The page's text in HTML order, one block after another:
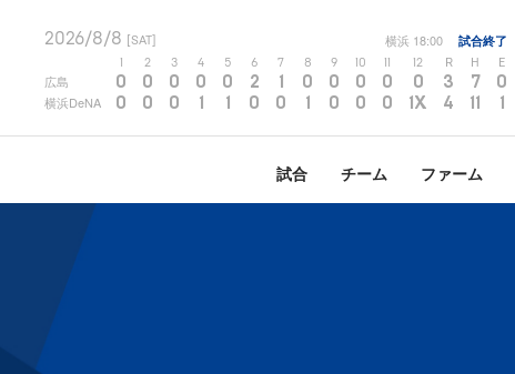
2026/8/8 [SAT] 横浜 18:00 試合終了
2 3 4 5 6 7 8 9 10 12 R H E
広島 0 0 0 0 0 2 1 0 0 0 0 0 3 7 0
横浜DeNA 0 0 0 1 1 0 0 1 0 0 0 1X 4 11 1
試合 チーム ファーム